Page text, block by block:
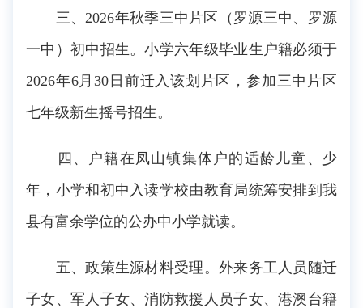
三、2026年秋季三中片区（罗源三中、罗源
一中）初中招生。小学六年级毕业生户籍必须于
2026年6月30日前迁入该划片区，参加三中片区
七年级新生摇号招生。
四、户籍在凤山镇集体户的适龄儿童、少
年，小学和初中入读学校由教育局统筹安排到我
县有富余学位的公办中小学就读。
五、政策生源材料受理。外来务工人员随迁
子女、军人子女、消防救援人员子女、港澳台籍